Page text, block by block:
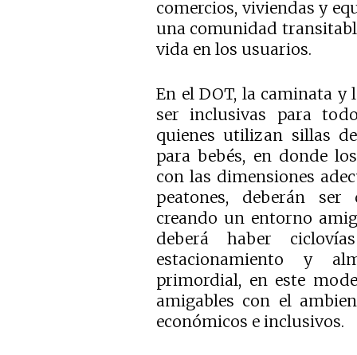
comercios, viviendas y
una comunidad
vida en los usuarios.
En el DOT, la caminata
ser inclusivas para
quienes utilizan sillas
para bebés, en donde
con las dimensiones
peatones, deberán ser
creando un entorno
deberá haber
estacionamiento y
primordial, en este
amigables con el
económicos e inclusivos.